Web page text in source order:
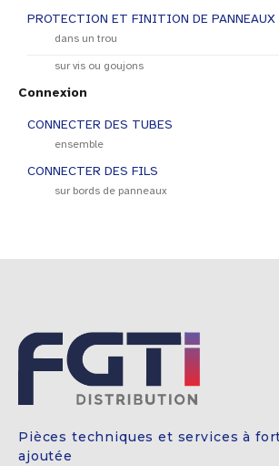
PROTECTION ET FINITION DE PANNEAUX
dans un trou
sur vis ou goujons
Connexion
CONNECTER DES TUBES
ensemble
CONNECTER DES FILS
sur bords de panneaux
Pièces techniques et services à
ajoutée